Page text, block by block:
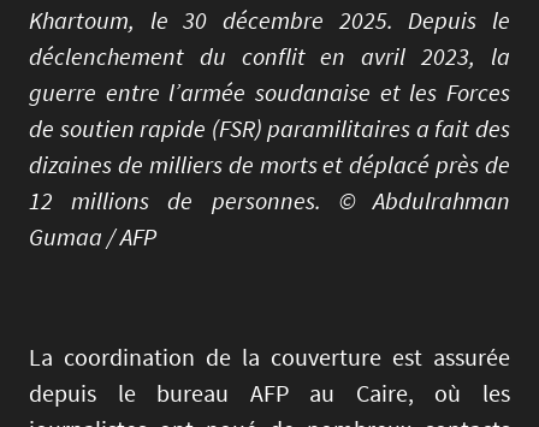
Khartoum, le 30 décembre 2025. Depuis le
déclenchement du conflit en avril 2023, la
guerre entre l’armée soudanaise et les Forces
de soutien rapide (FSR) paramilitaires a fait des
dizaines de milliers de morts et déplacé près de
12 millions de personnes. © Abdulrahman
Gumaa / AFP
La coordination de la couverture est assurée
depuis le bureau AFP au Caire, où les